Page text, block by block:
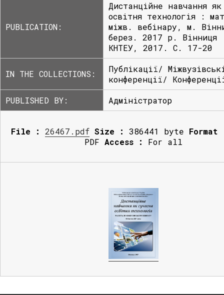
PUBLICATION:
Дистанційне навчання
освітня технологія :
міжв. вебінару, м.
берез. 2017 р. Вінниця
КНТЕУ, 2017. С. 17-20
IN THE COLLECTIONS:
Публікації/
конференції/
PUBLISHED BY:
Адміністратор
File : 26467.pdf Size : 386441 byte Format
PDF Access : For all